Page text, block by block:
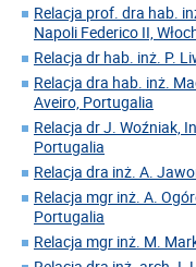
Relacja prof. dra hab.
Napoli Federico II,
Relacja dr hab. inż. P.
Relacja dra hab. inż.
Aveiro, Portugalia
Relacja dr J. Woźniak,
Portugalia
Relacja dra inż. A.
Relacja mgr inż. A.
Portugalia
Relacja mgr inż. M.